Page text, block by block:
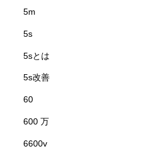
5m
5s
5sとは
5s改善
60
600 万
6600v